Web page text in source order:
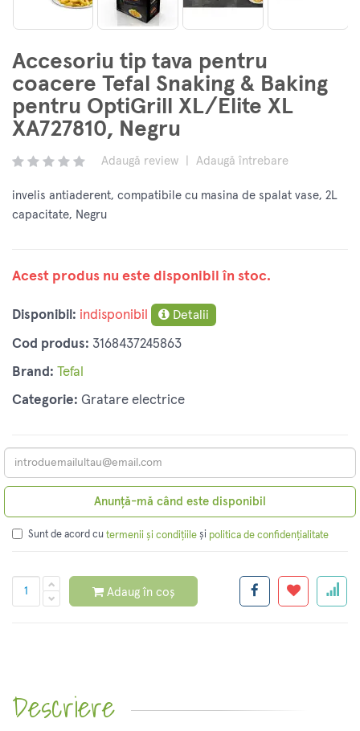
Accesoriu tip tava pentru
coacere Tefal Snaking & Baking
pentru OptiGrill XL/Elite XL
XA727810, Negru
Adaugă review Adaugă întrebare
invelis antiaderent, compatibile cu masina de spalat vase, 2L
capacitate, Negru
Acest produs nu este disponibil în stoc.
Disponibil: indisponibil Detalii
Cod produs: 3168437245863
Brand: Tefal
Categorie: Gratare electrice
Anunță-mă când este disponibil
Sunt de acord cu termenii și condițiile și politica de confidențialitate
Adaug în coș
Descriere